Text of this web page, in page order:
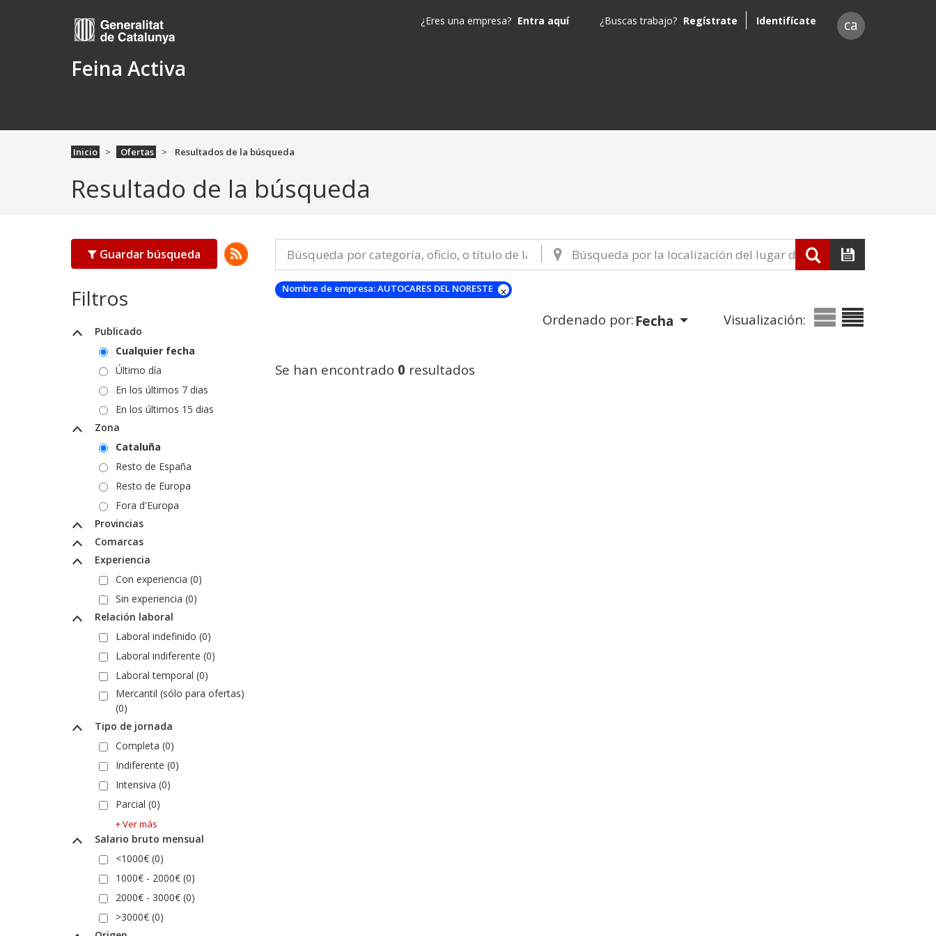
Feina Activa
¿Eres una empresa? Entra aquí ¿Buscas trabajo? Regístrate Identifícate ca
Inicio Ofertas Resultados de la búsqueda
Resultado de la búsqueda
Guardar búsqueda
Filtros
Publicado
Cualquier fecha
Último día
En los últimos 7 dias
En los últimos 15 dias
Zona
Cataluña
Resto de España
Resto de Europa
Fora d'Europa
Provincias
Comarcas
Experiencia
Con experiencia (0)
Sin experiencia (0)
Relación laboral
Laboral indefinido (0)
Laboral indiferente (0)
Laboral temporal (0)
Mercantil (sólo para ofertas)
(0)
Tipo de jornada
Completa (0)
Indiferente (0)
Intensiva (0)
Parcial (0)
+ Ver más
Salario bruto mensual
<1000€ (0)
1000€ - 2000€ (0)
2000€ - 3000€ (0)
>3000€ (0)
Nombre de empresa:AUTOCARES DEL NORESTE
Ordenado por: Fecha Visualización:
Se han encontrado 0 resultados